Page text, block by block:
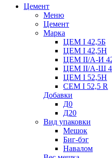
Цемент
Меню
Цемент
Марка
ЦЕМ I 42,5Б
ЦЕМ I 42,5Н
ЦЕМ II/А-И
ЦЕМ II/А-Ш
ЦЕМ I 52,5Н
CEM I 52,5 R
Добавки
Д0
Д20
Вид упаковки
Мешок
Биг-бэг
Навалом